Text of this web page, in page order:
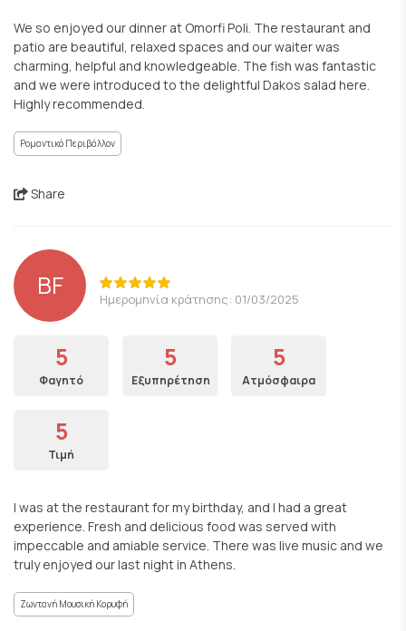
We so enjoyed our dinner at Omorfi Poli. The restaurant and
patio are beautiful, relaxed spaces and our waiter was
charming, helpful and knowledgeable. The fish was fantastic
and we were introduced to the delightful Dakos salad here.
Highly recommended.
Ρομαντικό Περιβάλλον
Share
BF Ημερομηνία κράτησης: 01/03/2025
5
Φαγητό
5
Εξυπηρέτηση
5
Ατμόσφαιρα
5
Τιμή
I was at the restaurant for my birthday, and I had a great
experience. Fresh and delicious food was served with
impeccable and amiable service. There was live music and we
truly enjoyed our last night in Athens.
Ζωντανή Μουσική Κορυφή